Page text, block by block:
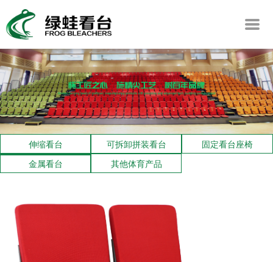
伸缩看台 可拆卸拼装看台
固定看台座椅
金属看台
其他体育产品